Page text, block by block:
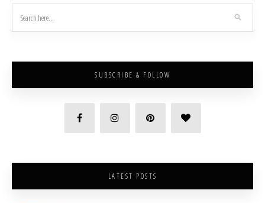
SUBSCRIBE & FOLLOW
LATEST POSTS